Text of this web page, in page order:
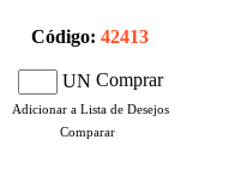
Código: 42413
UN Comprar
Adicionar a Lista de Desejos
Comparar